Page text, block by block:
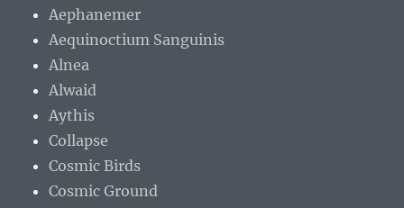
Aephanemer
Aequinoctium Sanguinis
Alnea
Alwaid
Aythis
Collapse
Cosmic Birds
Cosmic Ground